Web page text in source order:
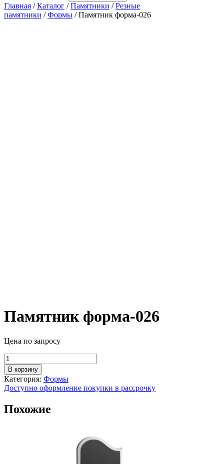
Главная /Каталог /Памятники /Резные
памятники /Формы / Памятник форма-026
Памятник форма-026
Цена по запросу
Количество
товара
Памятник
форма-026
В корзину
Категория: Формы
Доступно оформление покупки в рассрочку
Похожие